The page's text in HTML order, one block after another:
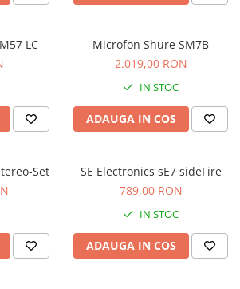
si
LC
Microfon Shure SM7B
2.019,00 RON
IN STOC
ADAUGA IN COS
Set
SE Electronics sE7 sideFire
789,00 RON
IN STOC
ADAUGA IN COS